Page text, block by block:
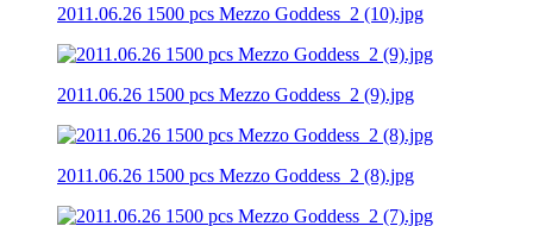
2011.06.26 1500 pcs Mezzo Goddess_2 (10).jpg
2011.06.26 1500 pcs Mezzo Goddess_2 (9).jpg
2011.06.26 1500 pcs Mezzo Goddess_2 (8).jpg